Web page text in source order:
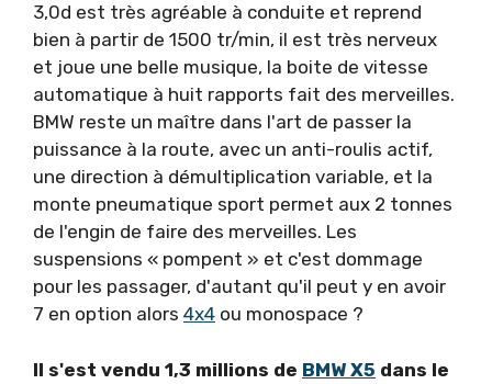
3,0d est très agréable à conduite et reprend
bien à partir de 1500 tr/min, il est très nerveux
et joue une belle musique, la boite de vitesse
automatique à huit rapports fait des merveilles.
BMW reste un maître dans l'art de passer la
puissance à la route, avec un anti-roulis actif,
une direction à démultiplication variable, et la
monte pneumatique sport permet aux 2 tonnes
de l'engin de faire des merveilles. Les
suspensions « pompent » et c'est dommage
pour les passager, d'autant qu'il peut y en avoir
7 en option alors 4x4 ou monospace ?
Il s'est vendu 1,3 millions de BMW X5 dans le